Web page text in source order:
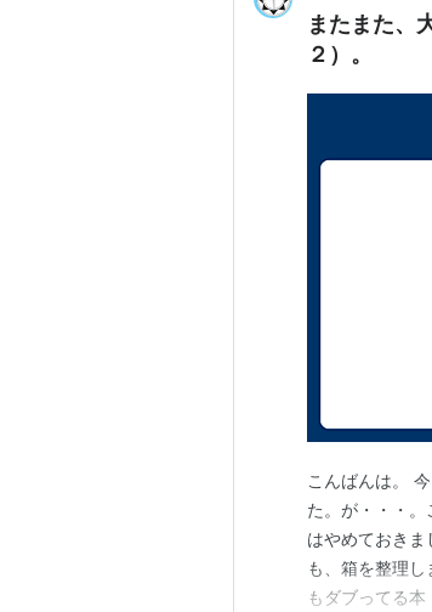
またまた、
２）。
こんばんは。
た。が・・・
はやめておき
も、箱を整理
もダブってる